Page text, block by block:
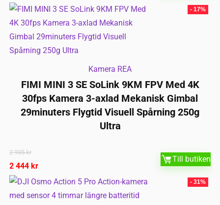
- 17%
Kamera REA
FIMI MINI 3 SE SoLink 9KM FPV Med 4K
30fps Kamera 3-axlad Mekanisk Gimbal
29minuters Flygtid Visuell Spårning 250g
Ultra
2 935kr
2 444 kr
Till butiken
- 31%